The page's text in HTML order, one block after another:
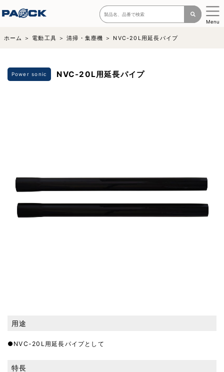
Menu
ホーム 電動工具 清掃・集塵機 NVC-20L用延長パイプ
Power sonic NVC-20L用延長パイプ
用途
●NVC-20L用延長パイプとして
特長